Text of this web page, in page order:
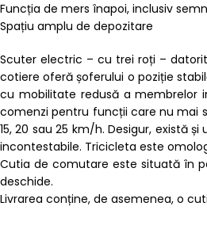
Funcția de mers înapoi, inclusiv
Spațiu amplu de depozitare
Scuter electric – cu trei roți –
cotiere oferă șoferului o poziție
cu mobilitate redusă a membrelor
comenzi pentru funcții care nu mai
15, 20 sau 25 km/h. Desigur, există
incontestabile. Tricicleta este
Cutia de comutare este situată în
deschide.
Livrarea conține, de asemenea, o